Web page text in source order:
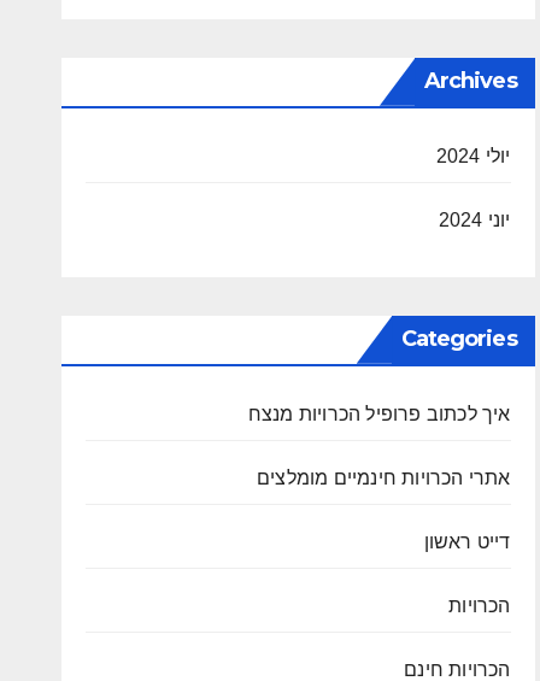
Archives
יולי 2024
יוני 2024
Categories
איך לכתוב פרופיל הכרויות מנצח
אתרי הכרויות חינמיים מומלצים
דייט ראשון
הכרויות
הכרויות חינם